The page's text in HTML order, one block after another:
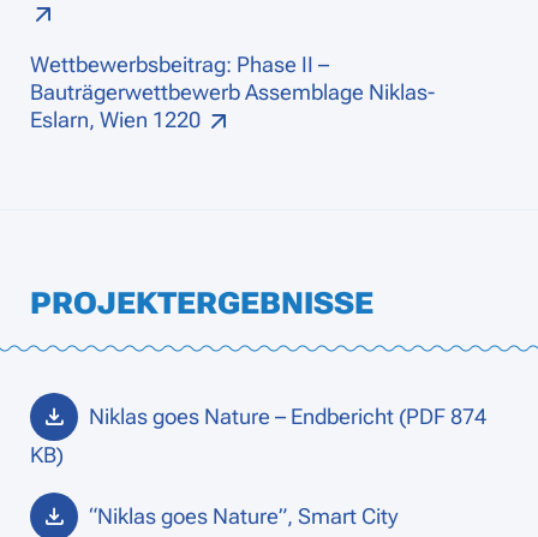
Wettbewerbsbeitrag: Phase II –
Bauträgerwettbewerb Assemblage Niklas-
Eslarn, Wien 1220
PROJEKTERGEBNISSE
Niklas goes Nature – Endbericht (PDF 874
KB)
“Niklas goes Nature”, Smart City